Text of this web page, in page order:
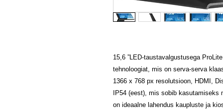
15,6 ”LED-taustavalgustusega
tehnoloogiat, mis on serva-serva
1366 x 768 px resolutsioon, HDMI,
IP54 (eest), mis sobib
on ideaalne lahendus kaupluste ja